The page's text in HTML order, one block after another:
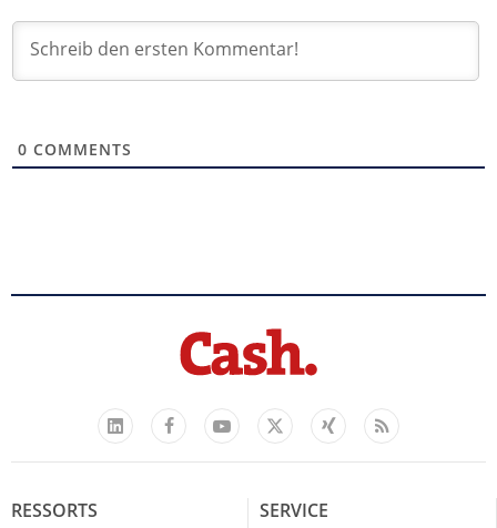
0 COMMENTS
LinkedIn
FacebookYouTube
X
Xing Feed
RESSORTS SERVICE